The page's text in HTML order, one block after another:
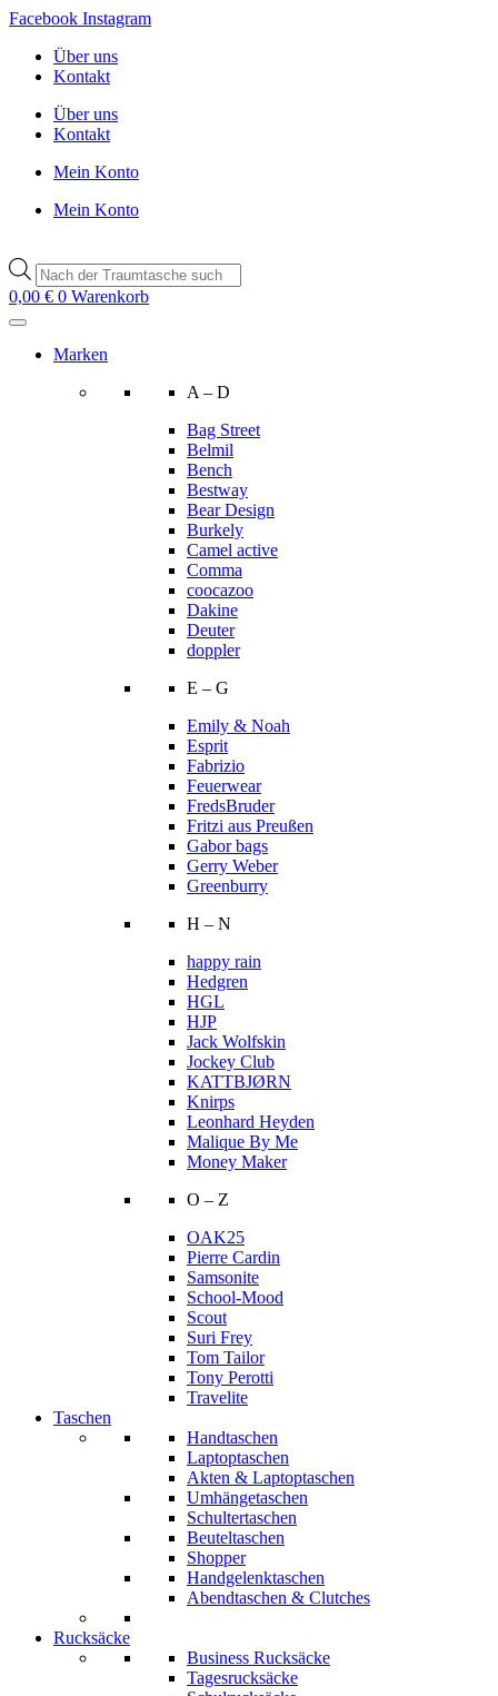
Zum
wechseln
Facebook Instagram
Über uns
Kontakt
Über uns
Kontakt
Mein Konto
Mein Konto
Products
search
0,00 € 0 Warenkorb
Marken
A – D
Bag Street
Belmil
Bench
Bestway
Bear Design
Burkely
Camel active
Comma
coocazoo
Dakine
Deuter
doppler
E – G
Emily & Noah
Esprit
Fabrizio
Feuerwear
FredsBruder
Fritzi aus Preußen
Gabor bags
Gerry Weber
Greenburry
H – N
happy rain
Hedgren
HGL
HJP
Jack Wolfskin
Jockey Club
KATTBJØRN
Knirps
Leonhard Heyden
Malique By Me
Money Maker
O – Z
OAK25
Pierre Cardin
Samsonite
School-Mood
Scout
Suri Frey
Tom Tailor
Tony Perotti
Travelite
Taschen
Handtaschen
Laptoptaschen
Akten & Laptoptaschen
Umhängetaschen
Schultertaschen
Beuteltaschen
Shopper
Handgelenktaschen
Abendtaschen & Clutches
Rucksäcke
Business Rucksäcke
Tagesrucksäcke